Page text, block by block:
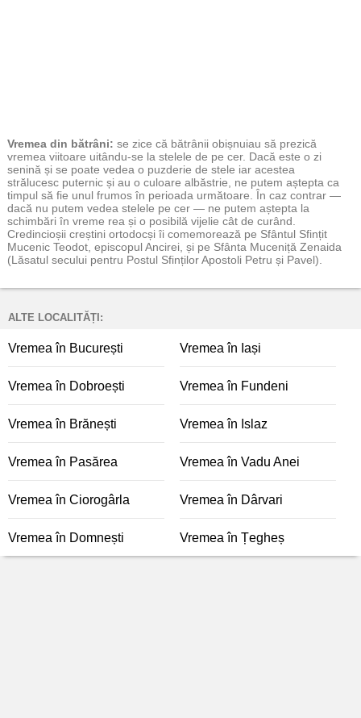
Vremea din bătrâni: se zice că bătrânii obișnuiau să prezică
vremea viitoare uitându-se la stelele de pe cer. Dacă este o zi
senină și se poate vedea o puzderie de stele iar acestea
strălucesc puternic și au o culoare albăstrie, ne putem aștepta ca
timpul să fie unul frumos în perioada următoare. În caz contrar —
dacă nu putem vedea stelele pe cer — ne putem aștepta la
schimbări în vreme rea și o posibilă vijelie cât de curând.
Credincioșii creștini ortodocși îi comemorează pe Sfântul Sfințit
Mucenic Teodot, episcopul Ancirei, și pe Sfânta Muceniță Zenaida
(Lăsatul secului pentru Postul Sfinților Apostoli Petru și Pavel).
ALTE LOCALITĂȚI:
Vremea în București Vremea în Iași
Vremea în Dobroești Vremea în Fundeni
Vremea în Brănești Vremea în Islaz
Vremea în Pasărea Vremea în Vadu Anei
Vremea în Ciorogârla Vremea în Dârvari
Vremea în Domnești Vremea în Țegheș